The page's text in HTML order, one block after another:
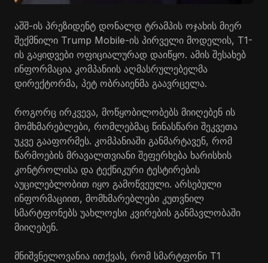
აშშ-ის პრეზიდენტ დონალდ ტრამპის ოჯახის მიერ
შექმნილი Trump Mobile-ის პირველი მოდელის, T1-
ის გაყიდვები ოფიციალურად დაიწყო. ამის შესახებ
ინფორმაცია კომპანიის აღმასრულებელმა
დირექტორმა, პეტ ობრაიენმა გაავრცელა.
როგორც ირკვევა, მოწყობილობებს მიიღებენ ის
მომხმარებლები, რომლებმაც წინასწარი შეკვეთა
უკვე გააფორმეს. კომპანიაში განმარტავენ, რომ
წარმოების მრავალთვიანი შეფერხება ხარისხის
კონტროლისა და ტექნიკური ტესტირების
აუცილებლობით იყო გამოწვეული. არსებული
ინფორმაციით, მომხმარებლები კუთვნილ
სმარტფონებს უახლოესი კვირების განმავლობაში
მიიღებენ.
მნიშვნელოვანია ითქვას, რომ სმარტფონი T1